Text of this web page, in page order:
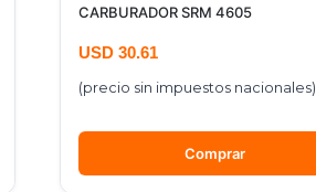
CARBURADOR SRM 4605
USD 30.61
(precio sin impuestos nacionales)
Comprar